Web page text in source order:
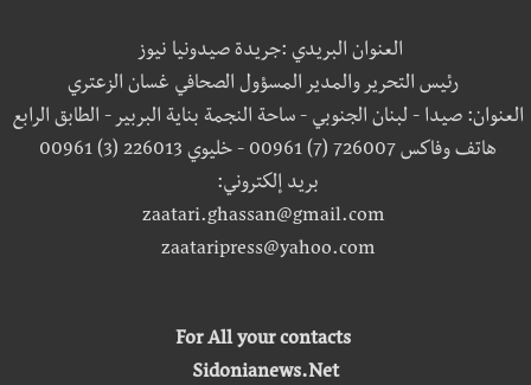
العنوان البريدي :جريدة صيدونيا نيوز
رئيس التحرير والمدير المسؤول الصحافي غسان الزعتري
العنوان: صيدا - لبنان الجنوبي - ساحة النجمة بناية البربير - الطابق الرابع
هاتف وفاكس 726007 (7) 00961 - خليوي 226013 (3) 00961
بريد إلكتروني:
zaatari.ghassan@gmail.com
zaataripress@yahoo.com
For All your contacts
Sidonianews.Net